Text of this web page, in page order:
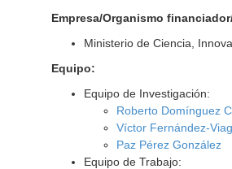
Empresa/Organismo
Ministerio de Ciencia,
Equipo:
Equipo de Investigación:
Roberto Domínguez
Víctor Fernández-
Paz Pérez González
Equipo de Trabajo: